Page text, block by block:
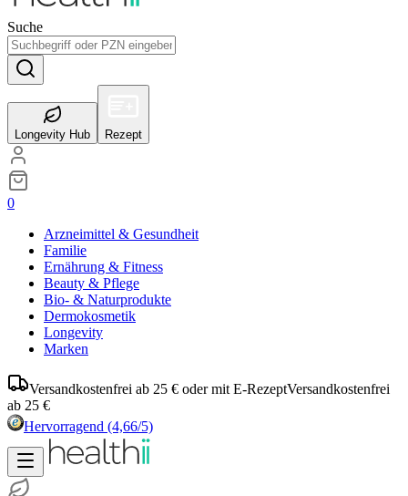
Suche
Longevity Hub Rezept
0
Arzneimittel & Gesundheit
Familie
Ernährung & Fitness
Beauty & Pflege
Bio- & Naturprodukte
Dermokosmetik
Longevity
Marken
Versandkostenfrei ab 25 € oder mit E-RezeptVersandkostenfrei
ab 25 €
Hervorragend (4,66/5)